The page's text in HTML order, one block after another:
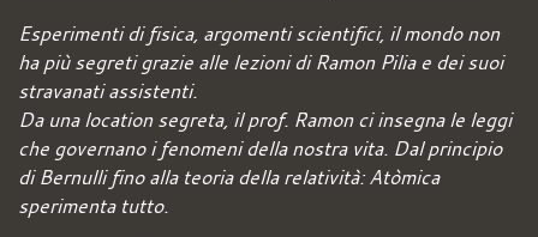
Esperimenti di fisica, argomenti scientifici, il mondo non
ha più segreti grazie alle lezioni di Ramon Pilia e dei suoi
stravanati assistenti.
Da una location segreta, il prof. Ramon ci insegna le leggi
che governano i fenomeni della nostra vita. Dal principio
di Bernulli fino alla teoria della relatività: Atòmica
sperimenta tutto.